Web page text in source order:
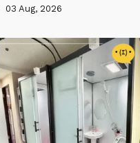
03 Aug, 2026